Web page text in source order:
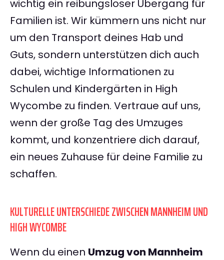
wichtig ein reibungsloser Übergang für
Familien ist. Wir kümmern uns nicht nur
um den Transport deines Hab und
Guts, sondern unterstützen dich auch
dabei, wichtige Informationen zu
Schulen und Kindergärten in High
Wycombe zu finden. Vertraue auf uns,
wenn der große Tag des Umzuges
kommt, und konzentriere dich darauf,
ein neues Zuhause für deine Familie zu
schaffen.
KULTURELLE UNTERSCHIEDE ZWISCHEN MANNHEIM UND
HIGH WYCOMBE
Wenn du einen Umzug von Mannheim